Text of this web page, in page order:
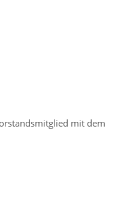
mit dem